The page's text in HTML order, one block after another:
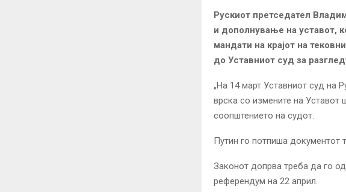
Рускиот претседател
и дополнување на уставот,
мандати на крајот на
до Уставниот суд за
„На 14 март Уставниот суд на
врска со измените на Уставот
соопштението на судот.
Путин го потпиша документот
Законот допрва треба да го
референдум на 22 април.